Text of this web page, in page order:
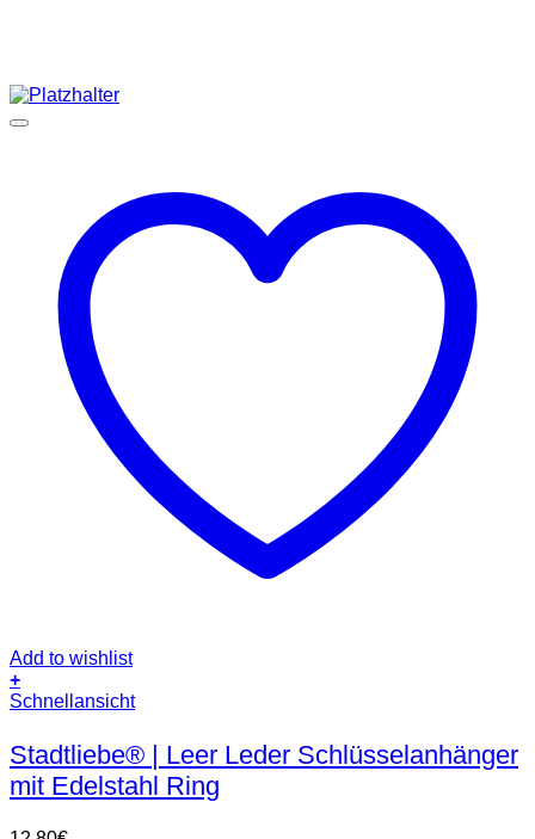
Add to wishlist
+
Dieses
weist
mehrere
Varianten
Die
Schnellansicht
Stadtliebe® | Leer Leder Schlüsselanhänger
mit Edelstahl Ring